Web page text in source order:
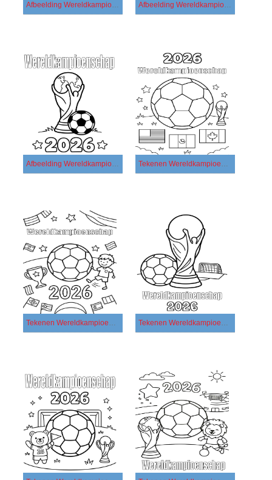
Afbeelding Wereldkampioenschap 2026 gratis Afbeelding Wereldkampioenschap 2026 printbaar
Afbeelding Wereldkampioenschap 2026 Tekenen Wereldkampioenschap 2026 afdrukbaar basis
Tekenen Wereldkampioenschap 2026 afdrukbaar eenvoudig Tekenen Wereldkampioenschap 2026 afdrukbaar simpel